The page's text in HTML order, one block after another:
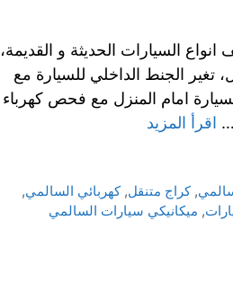
السيارات الحديثة و القديمة،
تغير الجنط الداخلي للسيارة مع
امام المنزل مع فحص كهرباء
… اقرأ المزيد
,كراج متنقل,كهربائي السالمي,
, ميكانيكي سيارات السالمي